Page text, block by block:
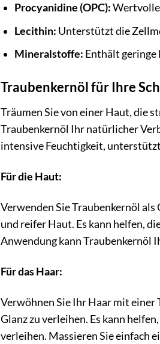
Procyanidine (OPC):Wertvolle
Lecithin: Unterstützt die
Mineralstoffe: Enthält
Traubenkernöl für Ihre
Träumen Sie von einer Haut, die
Traubenkernöl Ihr natürlicher
intensive Feuchtigkeit,
Für die Haut:
Verwenden Sie Traubenkernöl
und reifer Haut. Es kann helfen,
Anwendung kann Traubenkernöl
Für das Haar:
Verwöhnen Sie Ihr Haar mit einer
Glanz zu verleihen. Es kann
verleihen. Massieren Sie einfach